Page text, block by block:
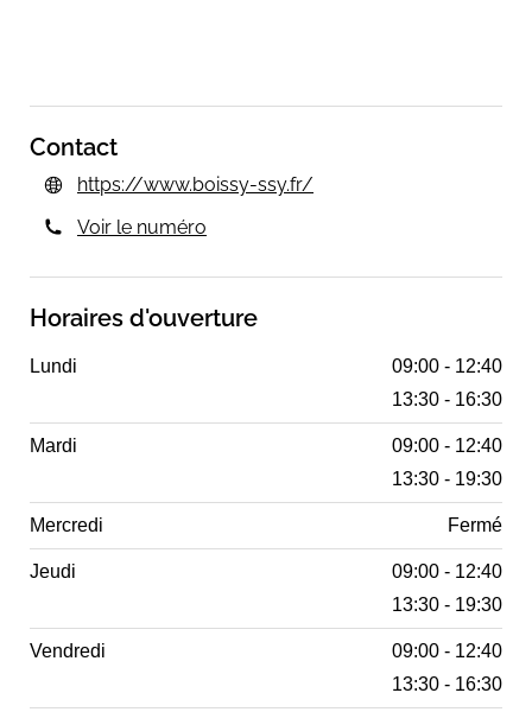
Contact
https://www.boissy-ssy.fr/
Voir le numéro
Horaires d'ouverture
Lundi
09:00 - 12:40
13:30 - 16:30
Mardi
09:00 - 12:40
13:30 - 19:30
Mercredi Fermé
Jeudi
09:00 - 12:40
13:30 - 19:30
Vendredi
09:00 - 12:40
13:30 - 16:30